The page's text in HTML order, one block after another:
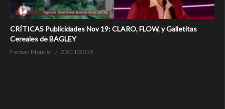
CRÍTICAS Publicidades Nov 19: CLARO, FLOW, y Galletitas
Cereales de BAGLEY
Fernan Montiel 20/11/2019